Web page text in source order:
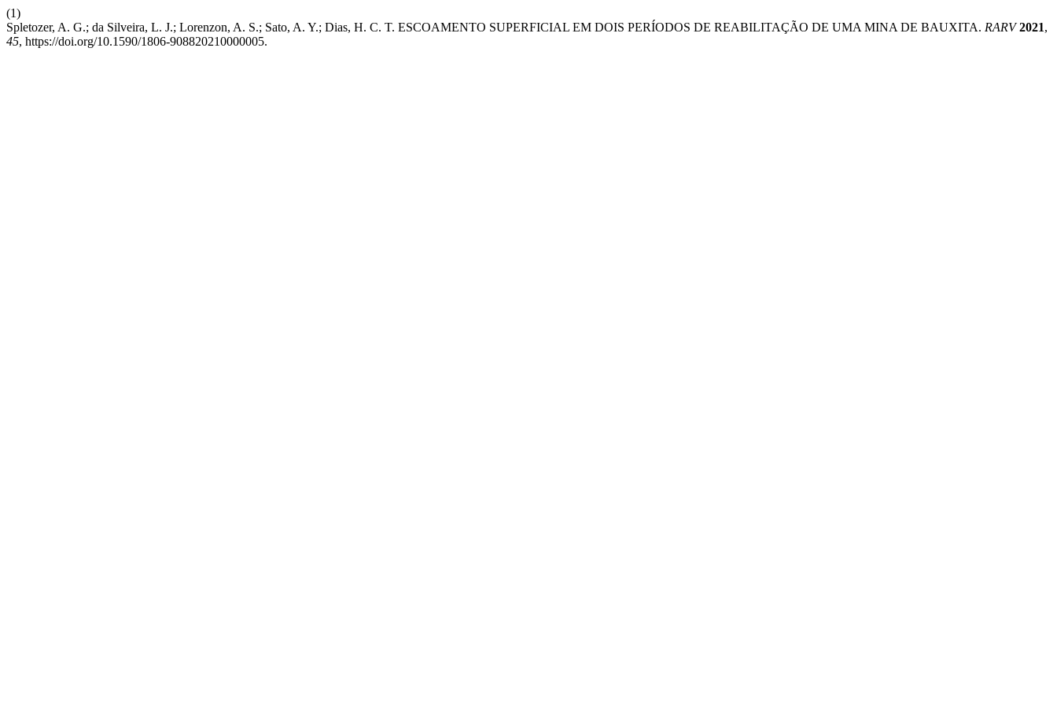
(1)
Spletozer, A. G.; da Silveira, L. J.; Lorenzon, A. S.; Sato, A. Y.; Dias, H. C. T. ESCOAMENTO SUPERFICIAL EM DOIS PERÍODOS DE REABILITAÇÃO DE UMA MINA DE BAUXITA. RARV 2021,
45, https://doi.org/10.1590/1806-908820210000005.